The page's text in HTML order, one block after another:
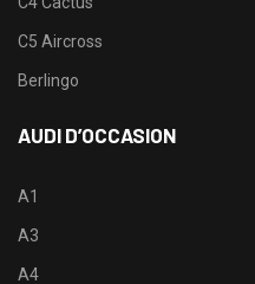
C5 Aircross
Berlingo
AUDI D’OCCASION
A1
A3
A4